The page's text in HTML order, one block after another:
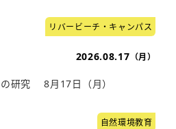
リバービーチ・キャンパス
2026.08.17 （月）
研究 8月17日（月）
自然環境教育